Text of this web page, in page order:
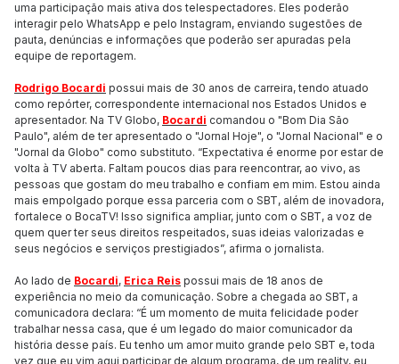
uma participação mais ativa dos telespectadores. Eles poderão
interagir pelo WhatsApp e pelo Instagram, enviando sugestões de
pauta, denúncias e informações que poderão ser apuradas pela
equipe de reportagem.
Rodrigo Bocardi possui mais de 30 anos de carreira, tendo atuado
como repórter, correspondente internacional nos Estados Unidos e
apresentador. Na TV Globo, Bocardi comandou o "Bom Dia São
Paulo", além de ter apresentado o "Jornal Hoje", o "Jornal Nacional" e o
"Jornal da Globo" como substituto. “Expectativa é enorme por estar de
volta à TV aberta. Faltam poucos dias para reencontrar, ao vivo, as
pessoas que gostam do meu trabalho e confiam em mim. Estou ainda
mais empolgado porque essa parceria com o SBT, além de inovadora,
fortalece o BocaTV! Isso significa ampliar, junto com o SBT, a voz de
quem quer ter seus direitos respeitados, suas ideias valorizadas e
seus negócios e serviços prestigiados”, afirma o jornalista.
Ao lado de Bocardi, Erica Reis possui mais de 18 anos de
experiência no meio da comunicação. Sobre a chegada ao SBT, a
comunicadora declara: “É um momento de muita felicidade poder
trabalhar nessa casa, que é um legado do maior comunicador da
história desse país. Eu tenho um amor muito grande pelo SBT e, toda
vez que eu vim aqui participar de algum programa, de um reality, eu